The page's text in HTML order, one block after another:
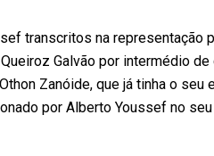
transcritos na
Galvão por intermédio
Zanóide, que já tinha o
por Alberto Youssef no